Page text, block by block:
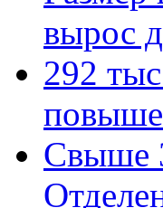
вырос
292
Свыше